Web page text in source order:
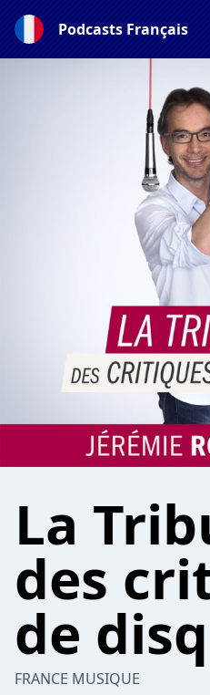
Podcasts Français
La
des
de
FRANCE MUSIQUE